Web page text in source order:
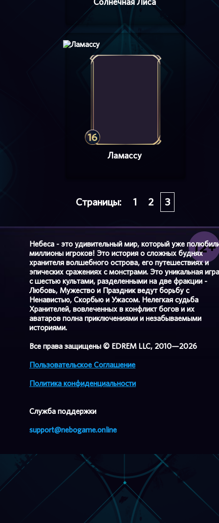
16
Ламассу
Страницы: 1 2 3
Небеса - это удивительный мир, который уже
миллионы игроков! Это история о сложных буднях
хранителя волшебного острова, его путешествиях и
эпических сражениях с монстрами. Это уникальная игра
с шестью культами, разделенными на две фракции -
Любовь, Мужество и Праздник ведут борьбу с
Ненавистью, Скорбью и Ужасом. Нелегкая судьба
Хранителей, вовлеченных в конфликт богов и их
аватаров полна приключениями и незабываемыми
историями.
Все права защищены © EDREM LLC, 2010—2026
Пользовательское Соглашение
Политика конфиденциальности
Cлужба поддержки
support@nebogame.online